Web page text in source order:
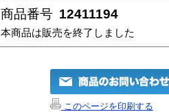
商品番号 12411194
本商品は販売を終了しました
このページを印刷する